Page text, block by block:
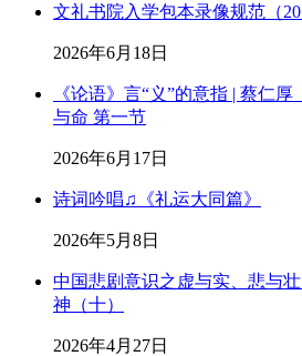
文礼书院入学包本录像规范（
2026年6月18日
《论语》言“义”的意指 | 蔡仁
与命 第一节
2026年6月17日
诗词吟唱♫《礼运大同篇》
2026年5月8日
中国悲剧意识之虚与实、悲与
神（十）
2026年4月27日